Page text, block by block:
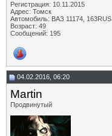
Регистрация: 10.11.2015
Адрес: Томск
Автомобиль: ВАЗ 11174, 163RUS
Возраст: 49
Сообщений: 195
04.02.2016, 06:20
Martin
Продвинутый